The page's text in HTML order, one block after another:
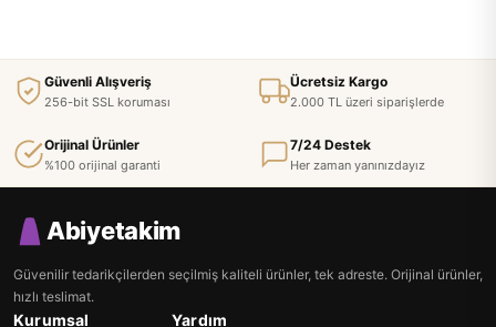
Güvenli Alışveriş
256-bit SSL koruması
Ücretsiz Kargo
2.000 TL üzeri siparişlerde
Orijinal Ürünler
%100 orijinal garanti
7/24 Destek
Her zaman yanınızdayız
Abiyetakim
Güvenilir tedarikçilerden seçilmiş kaliteli ürünler, tek adreste. Orijinal ürünler,
hızlı teslimat.
Kurumsal Yardım